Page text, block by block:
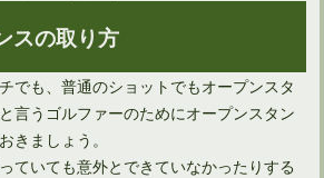
スの取り方
でも、普通のショットでもオープンスタ
言うゴルファーのためにオープンスタン
きましょう。
ていても意外とできていなかったりする